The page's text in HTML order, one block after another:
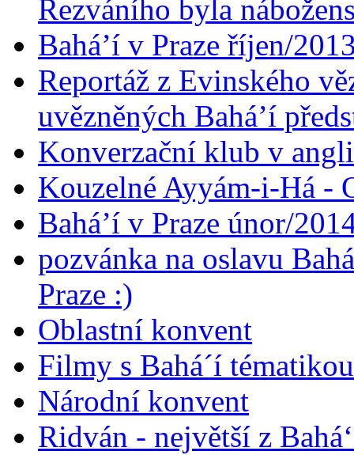
Rezváního byla
Bahá’í v Praze říjen/
Reportáž z Evinského
uvězněných Bahá’í
Konverzační klub v
Kouzelné Ayyám-i-Há -
Bahá’í v Praze únor/
pozvánka na oslavu
Praze :)
Oblastní konvent
Filmy s Bahá´í
Národní konvent
Ridván - největší z